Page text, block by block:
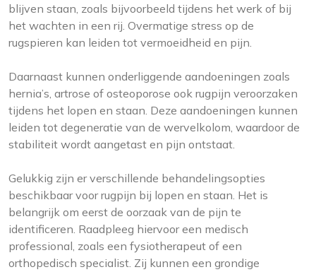
blijven staan, zoals bijvoorbeeld tijdens het werk of bij
het wachten in een rij. Overmatige stress op de
rugspieren kan leiden tot vermoeidheid en pijn.
Daarnaast kunnen onderliggende aandoeningen zoals
hernia’s, artrose of osteoporose ook rugpijn veroorzaken
tijdens het lopen en staan. Deze aandoeningen kunnen
leiden tot degeneratie van de wervelkolom, waardoor de
stabiliteit wordt aangetast en pijn ontstaat.
Gelukkig zijn er verschillende behandelingsopties
beschikbaar voor rugpijn bij lopen en staan. Het is
belangrijk om eerst de oorzaak van de pijn te
identificeren. Raadpleeg hiervoor een medisch
professional, zoals een fysiotherapeut of een
orthopedisch specialist. Zij kunnen een grondige